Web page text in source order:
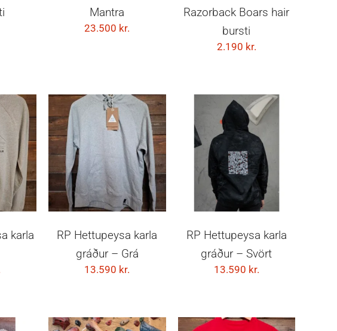
VELDU KOSTI
Mantra
23.500 kr.
VELDU KOSTI
Razorback Boars hair
bursti
2.190 kr.
karla
VELDU KOSTI
RP Hettupeysa karla
gráður – Grá
13.590 kr.
VELDU KOSTI
RP Hettupeysa karla
gráður – Svört
13.590 kr.